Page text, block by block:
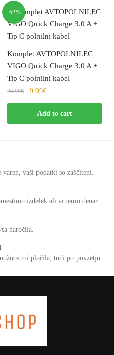
-62%
Komplet AVTOPOLNILEC
VIGO Quick Charge 3.0 A +
Tip C polnilni kabel
25.99€ 9.99€
Add to cart
vaši podatki so zaščiteni.
izdelek ali vrnemo denar.
naročila.
plačila, tudi po povzetju.